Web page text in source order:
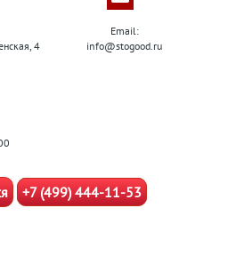
4
Email:
info@stogood.ru
+7 (499) 444-11-53